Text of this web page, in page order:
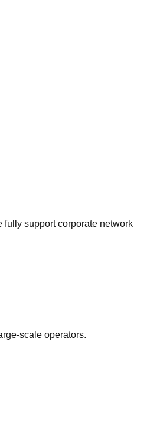
support corporate network
scale operators.